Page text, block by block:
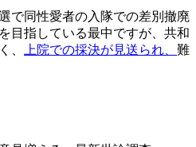
で同性愛者の入隊での差別撤廃
目指している最中ですが、共和
、
上院での採決が見送られ、 難